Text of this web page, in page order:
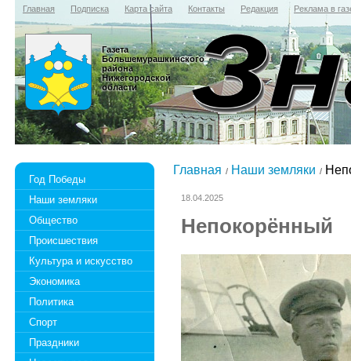
Главная Подписка Карта сайта Контакты Редакция Реклама в
Газета
Большемурашкинского
района
Нижегородской
области
Год Победы
Наши земляки
Общество
Происшествия
Культура и искусство
Экономика
Политика
Спорт
Праздники
Главная Наши земляки
18.04.2025
Непокорённый